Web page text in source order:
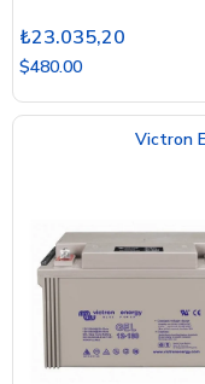
₺23.035,20
$480.00
Victron